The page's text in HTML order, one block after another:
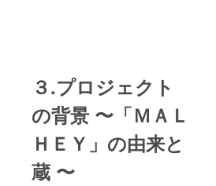
３.プロジェクト
の背景 〜「ＭＡＬ
ＨＥＹ」の由来と
蔵 〜